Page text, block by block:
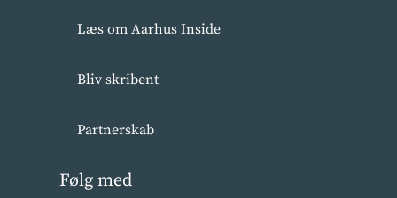
Læs om Aarhus Inside
Bliv skribent
Partnerskab
Følg med